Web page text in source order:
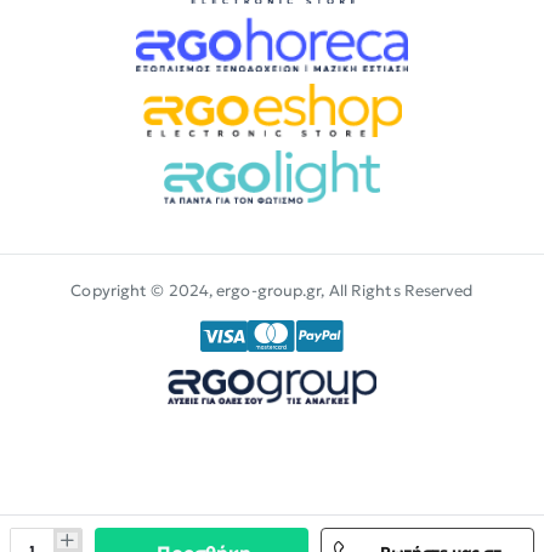
Copyright © 2024, ergo-group.gr, All Rights Reserved